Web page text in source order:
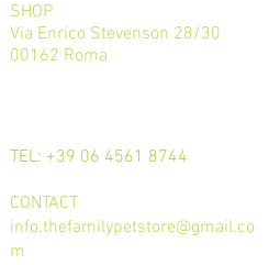
SHOP
Via Enrico Stevenson 28/30
00162 Roma
TEL: +39 06 4561 8744
CONTACT
info.thefamilypetstore@gmail.co
m